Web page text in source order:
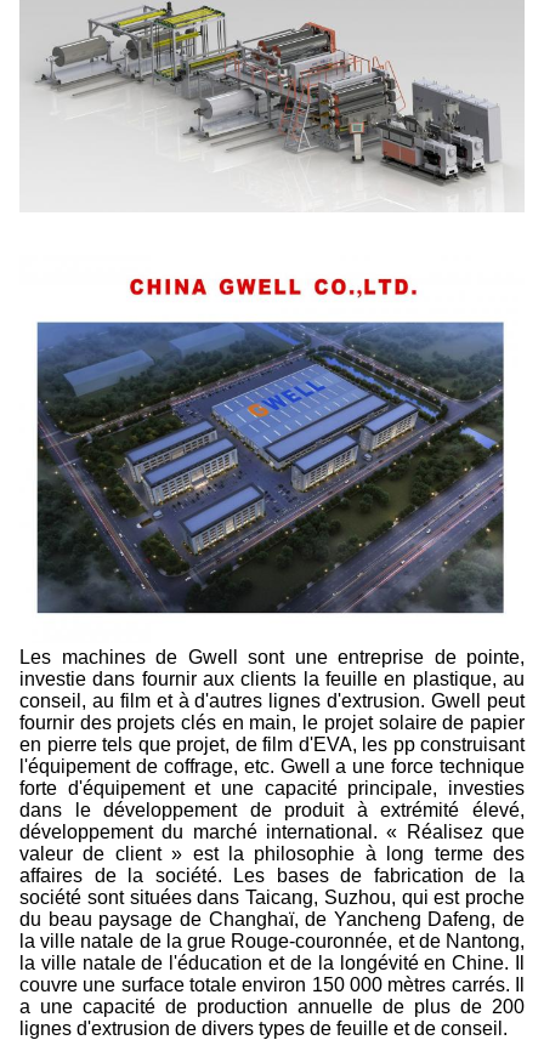
Les machines de Gwell sont une entreprise de pointe,
investie dans fournir aux clients la feuille en plastique, au
conseil, au film et à d'autres lignes d'extrusion. Gwell peut
fournir des projets clés en main, le projet solaire de papier
en pierre tels que projet, de film d'EVA, les pp construisant
l'équipement de coffrage, etc. Gwell a une force technique
forte d'équipement et une capacité principale, investies
dans le développement de produit à extrémité élevé,
développement du marché international. « Réalisez que
valeur de client » est la philosophie à long terme des
affaires de la société. Les bases de fabrication de la
société sont situées dans Taicang, Suzhou, qui est proche
du beau paysage de Changhaï, de Yancheng Dafeng, de
la ville natale de la grue Rouge-couronnée, et de Nantong,
la ville natale de l'éducation et de la longévité en Chine. Il
couvre une surface totale environ 150 000 mètres carrés. Il
a une capacité de production annuelle de plus de 200
lignes d'extrusion de divers types de feuille et de conseil.